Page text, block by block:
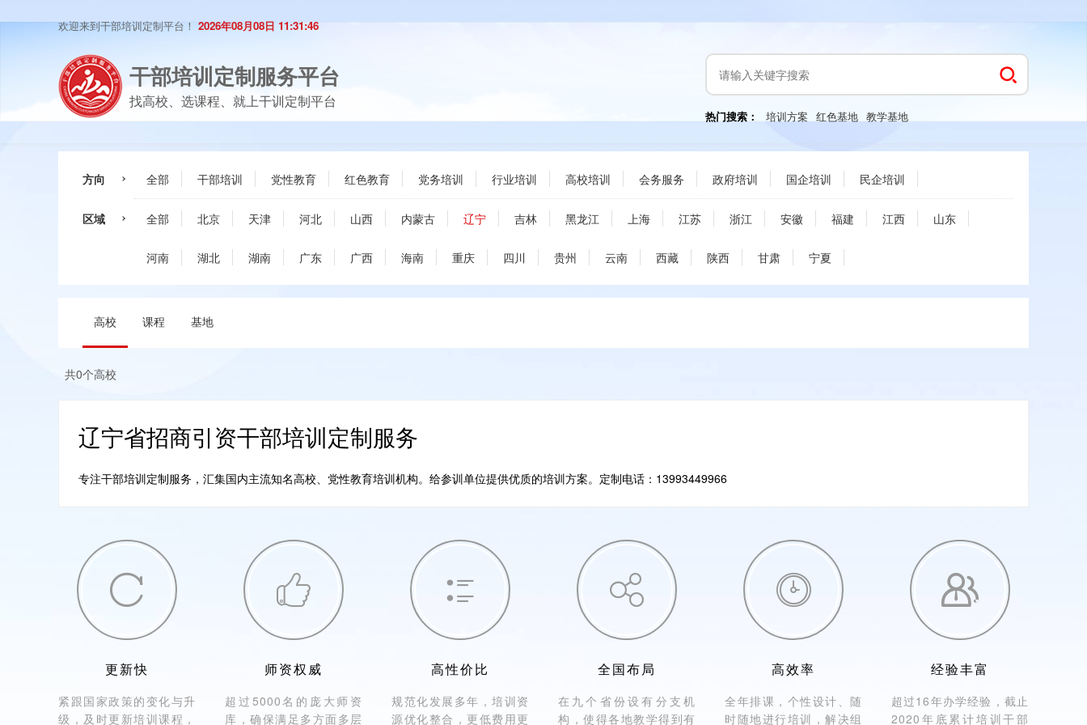
欢迎来到干部培训定制平台！ 2026年08月08日 11:31:46
干部培训定制服务平台
找高校、选课程、就上干训定制平台
热门搜索： 培训方案 红色基地 教学基地
方向 全部 干部培训 党性教育 红色教育 党务培训 行业培训 高校培训 会务服务 政府培训 国企培训 民企培训
区域 全部 北京 天津 河北 山西 内蒙古 辽宁 吉林 黑龙江 上海 江苏 浙江 安徽 福建 江西 山东
河南 湖北 湖南 广东 广西 海南 重庆 四川 贵州 云南 西藏 陕西 甘肃 宁夏
高校 课程 基地
共0个高校
辽宁省招商引资干部培训定制服务
专注干部培训定制服务，汇集国内主流知名高校、党性教育培训机构。给参训单位提供优质的培训方案。定制电话：13993449966

更新快
紧跟国家政策的变化与升
级，及时更新培训课程，

师资权威
超过5000名的庞大师资
库，确保满足多方面多层

高性价比
规范化发展多年，培训资
源优化整合，更低费用更

全国布局
在九个省份设有分支机
构，使得各地教学得到有

高效率
全年排课，个性设计、随
时随地进行培训，解决组

经验丰富
超过16年办学经验，截止
2020年底累计培训干部